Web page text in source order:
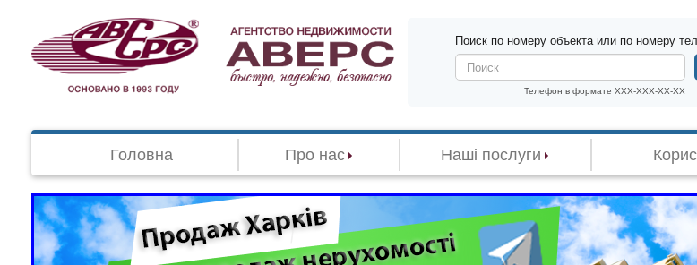
Поиск по номеру объекта или по номеру
Телефон в формате XXX-XXX-XX-XX
Головна Про нас Наші послуги